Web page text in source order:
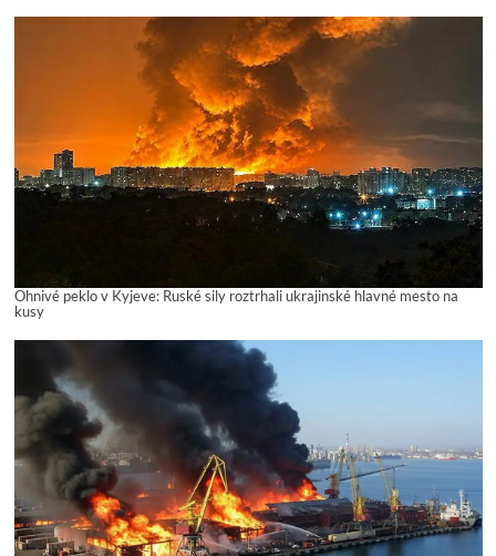
Ohnivé peklo v Kyjeve: Ruské sily roztrhali ukrajinské hlavné mesto na
kusy